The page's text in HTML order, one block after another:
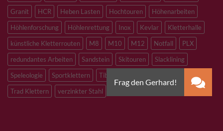
Granit
HCR Heben Lasten Hochtouren
Höhenarbeiten
Höhlenforschung
Höhlenrettung Inox Kevlar
Kletterhalle
künstliche Kletterrouten
M8 M10 M12 Notfall
PLX
redundantes Arbeiten
Sandstein Skitouren
Slacklining
Speleologie
Sportklettern Tibetan Bridge
Trad Klettern
verzinkter Stahl